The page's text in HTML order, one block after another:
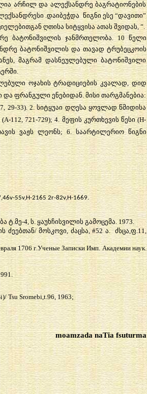
არჩილ და ალექსანდრე ბაგრატიონების
.დაიბეჭდა წიგნი ესე “დავითი”
ღთისა სიტყვისა ათას შვიდას, ”.
ბატონიშვილის ჯანმრთელობა. 10 წელი
ბატონიშვილის და თავად ტრუბეცკოის
მაგრამ დასნეულებული ბატონიშვილი
ოჯახის ტრადიციების კვალად, დიდ
ფრანგული ენებიდან. მისი თარგმანებია:
29-33). 2. სიტყუაი დღესა ყოვლად წმიდისა
112, 721-729); 4. მეფის კურთხევის წესი (H-
ვაჟს ლეონს; 6. საარტილერიო წიგნი
55v,H-2165 2r-82v,H-1669.
4, ს. ყაუხჩისვილის გამოცემა. 1973.
მოსკოვი, ძაცსა, #52 ა. ძსცა,ფ.11,
1706г.Ученые Записки Имп.Академии наук.
Tsu Sromebi,t.96, 1963;
moamzada naTia fsuturma